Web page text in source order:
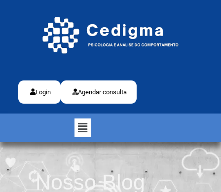
Login Agendar consulta
Nosso Blog